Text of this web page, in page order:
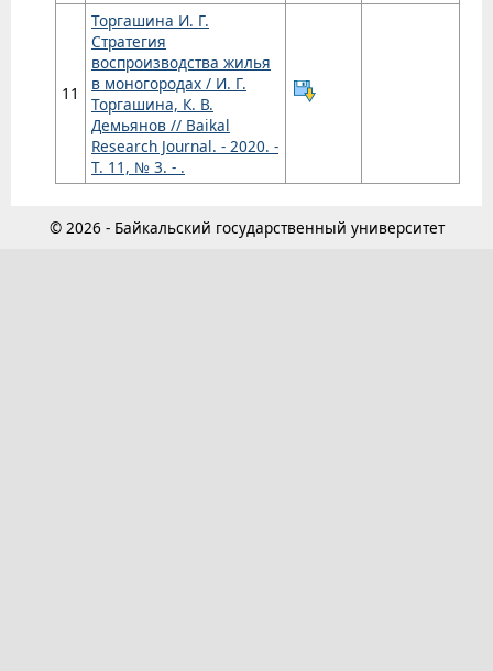
11
Торгашина И. Г.
Стратегия
воспроизводства жилья
в моногородах / И. Г.
Торгашина, К. В.
Демьянов // Baikal
Research Journal. - 2020. -
Т. 11, № 3. - .
© 2026 - Байкальский государственный университет